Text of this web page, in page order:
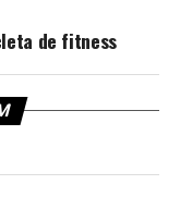
de fitness